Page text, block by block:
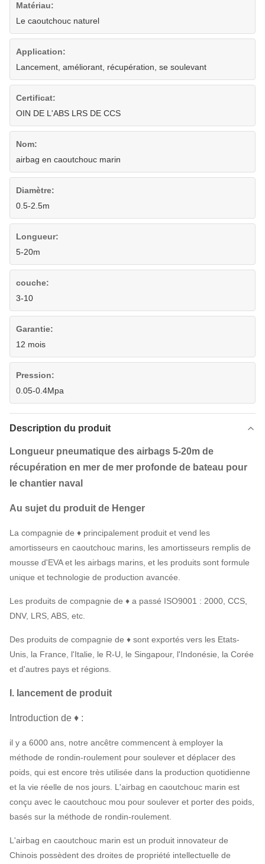
Matériau:
Le caoutchouc naturel
Application:
Lancement, améliorant, récupération, se soulevant
Certificat:
OIN DE L'ABS LRS DE CCS
Nom:
airbag en caoutchouc marin
Diamètre:
0.5-2.5m
Longueur:
5-20m
couche:
3-10
Garantie:
12 mois
Pression:
0.05-0.4Mpa
Description du produit
Longueur pneumatique des airbags 5-20m de
récupération en mer de mer profonde de bateau pour
le chantier naval
Au sujet du produit de Henger
La compagnie de ♦ principalement produit et vend les
amortisseurs en caoutchouc marins, les amortisseurs remplis de
mousse d'EVA et les airbags marins, et les produits sont formule
unique et technologie de production avancée.
Les produits de compagnie de ♦ a passé ISO9001 : 2000, CCS,
DNV, LRS, ABS, etc.
Des produits de compagnie de ♦ sont exportés vers les Etats-
Unis, la France, l'Italie, le R-U, le Singapour, l'Indonésie, la Corée
et d'autres pays et régions.
I. lancement de produit
Introduction de ♦ :
il y a 6000 ans, notre ancêtre commencent à employer la
méthode de rondin-roulement pour soulever et déplacer des
poids, qui est encore très utilisée dans la production quotidienne
et la vie réelle de nos jours. L'airbag en caoutchouc marin est
conçu avec le caoutchouc mou pour soulever et porter des poids,
basés sur la méthode de rondin-roulement.
L'airbag en caoutchouc marin est un produit innovateur de
Chinois possèdent des droites de propriété intellectuelle de